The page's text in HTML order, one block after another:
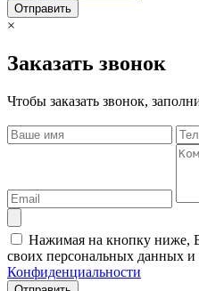
Отправить
×
Заказать звонок
Чтобы заказать звонок,
Нажимая на кнопку ниже,
своих персональных данных и
Конфиденциальности